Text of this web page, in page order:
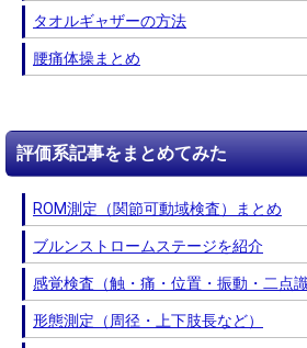
タオルギャザーの方法
腰痛体操まとめ
評価系記事をまとめてみた
ROM測定（関節可動域検査）まとめ
ブルンストロームステージを紹介
感覚検査（触・痛・位置・振動・二点
形態測定（周径・上下肢長など）